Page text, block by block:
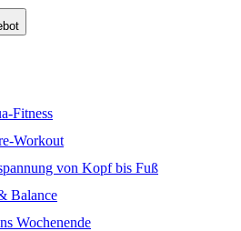
Fitness
Workout
von Kopf bis Fuß
Balance
Wochenende